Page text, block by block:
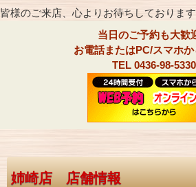
皆様のご来店、心よりお待ちしております
当日のご予約も大歓
お電話またはPC/スマホ
TEL 0436-98-5330
姉崎店 店舗情報